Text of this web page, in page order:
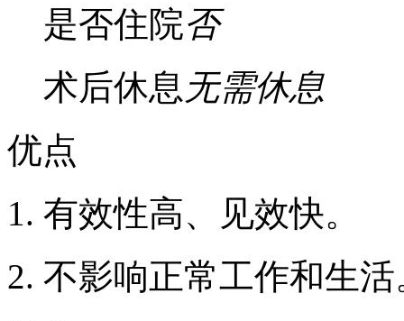
是否住院否
术后休息 无需休息
优点
1. 有效性高、见效快。
2. 不影响正常工作和生活